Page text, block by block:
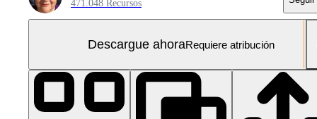
471.048 Recursos
Descargue ahoraRequiere atribución